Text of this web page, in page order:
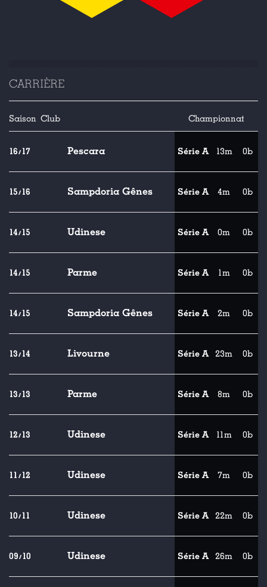
CARRIÈRE
Saison Club Championnat
16/17 Pescara Série A 13m 0b
15/16 Sampdoria Gênes Série A 4m 0b
14/15 Udinese Série A 0m 0b
14/15 Parme Série A 1m 0b
14/15 Sampdoria Gênes Série A 2m 0b
13/14 Livourne Série A 23m 0b
13/13 Parme Série A 8m 0b
12/13 Udinese Série A 11m 0b
11/12 Udinese Série A 7m 0b
10/11 Udinese Série A 22m 0b
09/10 Udinese Série A 26m 0b